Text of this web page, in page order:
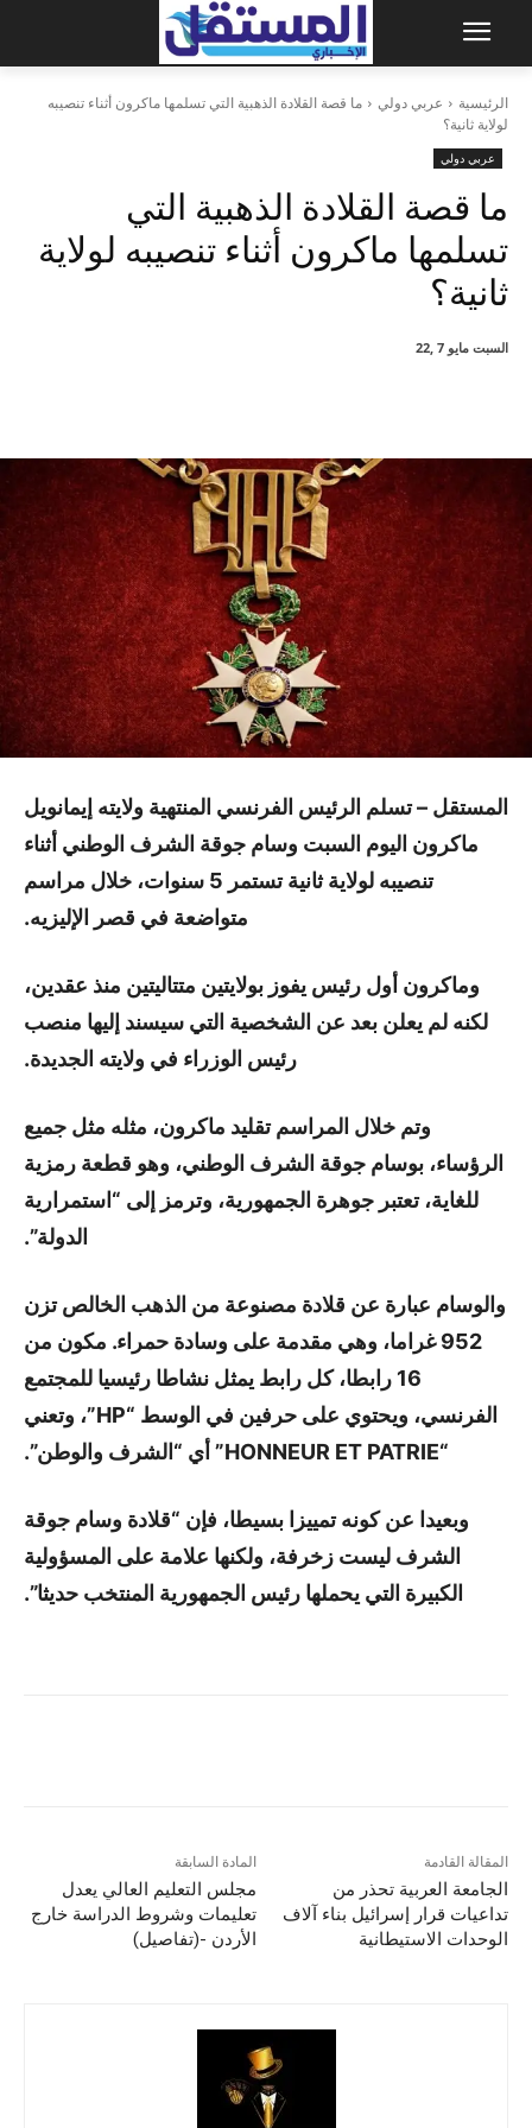
الرئيسية عربي دولي
ما قصة القلادة الذهبية التي تسلمها ماكرون أثناء تنصيبه
لولاية ثانية؟
عربي دولي
ما قصة القلادة الذهبية التي
تسلمها ماكرون أثناء تنصيبه لولاية
ثانية؟
السبت مايو 7 ,22
المستقل –تسلم الرئيس الفرنسي المنتهية ولايته إيمانويل
ماكرون اليوم السبت وسام جوقة الشرف الوطني أثناء
تنصيبه لولاية ثانية تستمر 5 سنوات، خلال مراسم
متواضعة في قصر الإليزيه.
وماكرون أول رئيس يفوز بولايتين متتاليتين منذ عقدين،
لكنه لم يعلن بعد عن الشخصية التي سيسند إليها منصب
رئيس الوزراء في ولايته الجديدة.
وتم خلال المراسم تقليد ماكرون، مثله مثل جميع
الرؤساء، بوسام جوقة الشرف الوطني، وهو قطعة رمزية
للغاية، تعتبر جوهرة الجمهورية، وترمز إلى “استمرارية
الدولة”.
والوسام عبارة عن قلادة مصنوعة من الذهب الخالص تزن
952 غراما، وهي مقدمة على وسادة حمراء. مكون من
16 رابطا، كل رابط يمثل نشاطا رئيسيا للمجتمع
الفرنسي، ويحتوي على حرفين في الوسط “HP”، وتعني
“HONNEUR ET PATRIE” أي “الشرف والوطن”.
وبعيدا عن كونه تمييزا بسيطا، فإن “قلادة وسام جوقة
الشرف ليست زخرفة، ولكنها علامة على المسؤولية
الكبيرة التي يحملها رئيس الجمهورية المنتخب حديثا”.
المادة السابقة
مجلس التعليم العالي يعدل
تعليمات وشروط الدراسة خارج
الأردن -(تفاصيل)
المقالة القادمة
الجامعة العربية تحذر من
تداعيات قرار إسرائيل بناء آلاف
الوحدات الاستيطانية